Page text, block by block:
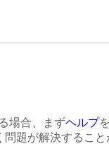
場合、まずヘルプ
題が解決するこ